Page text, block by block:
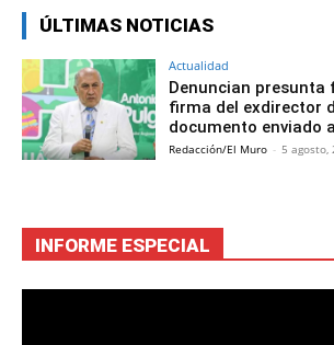
ÚLTIMAS NOTICIAS
Actualidad
Denuncian
firma del exdirector
documento enviado
Redacción/El Muro - 5 agosto,
INFORME ESPECIAL